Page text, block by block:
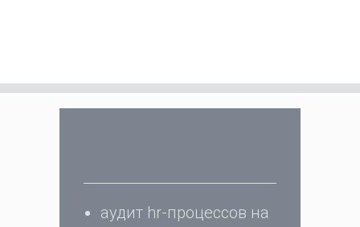
аудит hr-процессов на